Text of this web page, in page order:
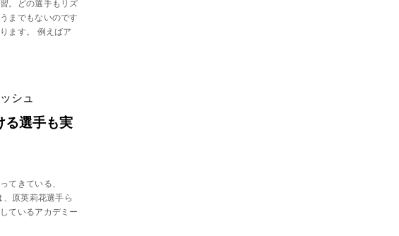
。どの選手もリズ
までもないのです
ます。 例えばア
る選手も実
てきている、
原英莉花選手ら
ているアカデミー